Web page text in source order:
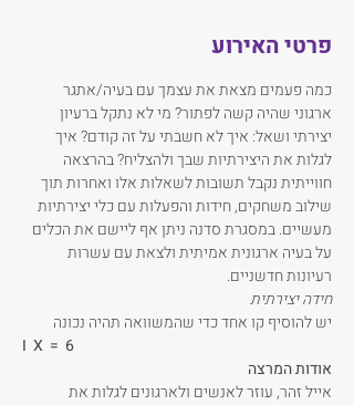
פרטי האירוע
כמה פעמים מצאת את עצמך עם בעיה/אתגר
ארגוני שהיה קשה לפתור? מי לא נתקל ברעיון
יצירתי ושאל: איך לא חשבתי על זה קודם? איך
לגלות את היצירתיות שבך ולהצליח? בהרצאה
חווייתית נקבל תשובות לשאלות אלו ואחרות תוך
שילוב משחקים, חידות והפעלות עם כלי יצירתיות
מעשיים. במסגרת סדנה ניתן אף ליישם את הכלים
על בעיה ארגונית אמיתית ולצאת עם עשרות
רעיונות חדשניים.
חידה יצירתית
יש להוסיף קו אחד כדי שהמשוואה תהיה נכונה
I  X  =  6
אודות המרצה
אייל זהר, עוזר לאנשים ולארגונים לגלות את